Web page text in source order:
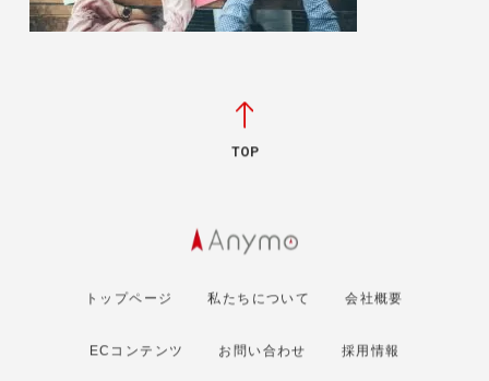
TOP
トップページ 私たちについて 会社概要
ECコンテンツ お問い合わせ 採用情報